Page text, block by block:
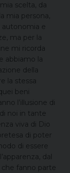
scelta, da
mia persona,
autonomia e
ma per la
mi ricorda
abbiamo la
della
la stessa
beni
l’illusione di
noi in tante
viva di Dio
di poter
di essere
dal
fanno parte